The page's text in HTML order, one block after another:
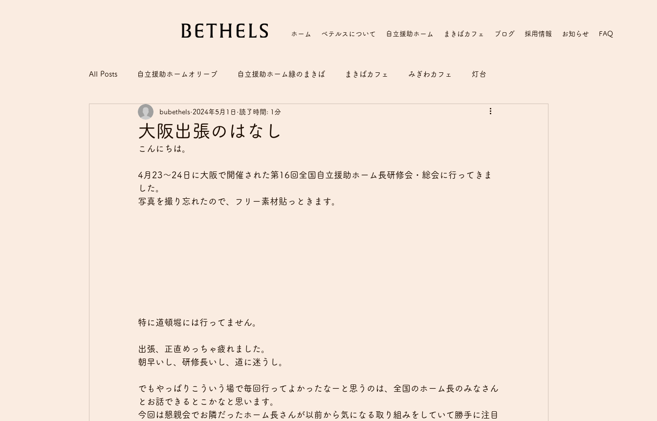
ホーム ベテルスについて 自立援助ホーム まきばカフェ ブログ 採用情報 お知らせ FAQ
All Posts 自立援助ホームオリーブ 自立援助ホーム緑のまきば まきばカフェ みぎわカフェ 灯台
大阪出張のはなし
bubethels 2024年5月1日 読了時間: 1分
こんにちは。
4月23～24日に大阪で開催された第16回全国自立援助ホーム長研修会・総会に行ってきま
した。
写真を撮り忘れたので、フリー素材貼っときます。
特に道頓堀には行ってません。
出張、正直めっちゃ疲れました。
朝早いし、研修長いし、道に迷うし。
でもやっぱりこういう場で毎回行ってよかったなーと思うのは、全国のホーム長のみなさん
とお話できるとこかなと思います。
今回は懇親会でお隣だったホーム長さんが以前から気になる取り組みをしていて勝手に注目